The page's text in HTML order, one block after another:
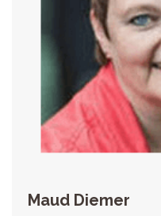
Maud Diemer